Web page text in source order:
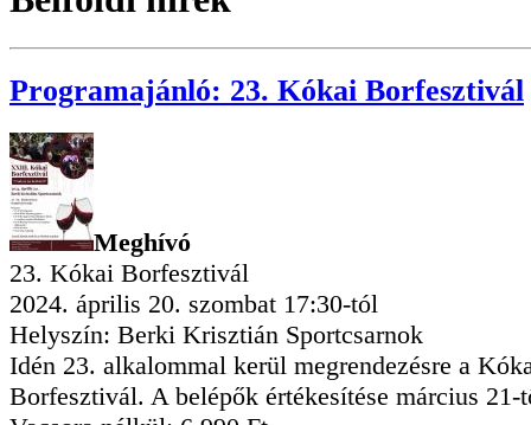
Programajánló: 23. Kókai Borfesztivál
Meghívó
23. Kókai Borfesztivál
2024. április 20. szombat 17:30-tól
Helyszín: Berki Krisztián Sportcsarnok
Idén 23. alkalommal kerül megrendezésre a
Borfesztivál. A belépők értékesítése március